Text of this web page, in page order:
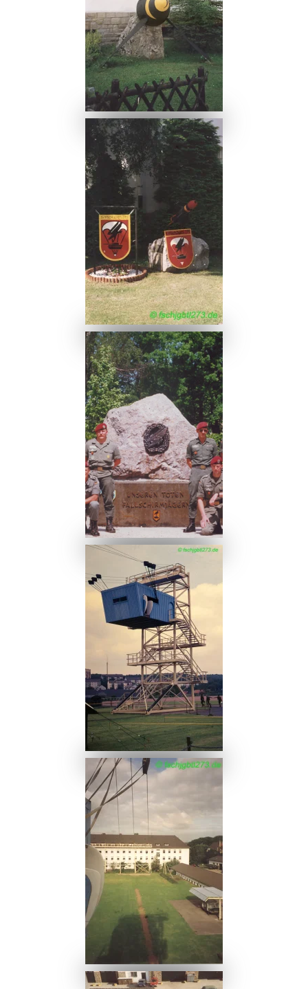
Ansehen
Ansehen
Ansehen
Ansehen
Ansehen